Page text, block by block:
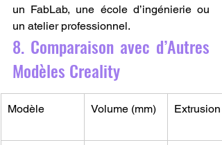
un FabLab, une école d’ingénierie ou
un atelier professionnel.
8. Comparaison avec d’Autres
Modèles Creality
Modèle Volume (mm) Extrusion